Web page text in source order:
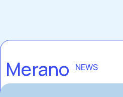
NEWS
Merano